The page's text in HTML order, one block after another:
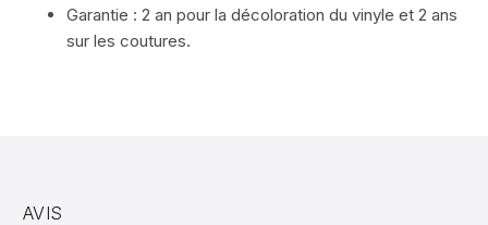
Garantie : 2 an pour la décoloration du vinyle et 2 ans
sur les coutures.
AVIS